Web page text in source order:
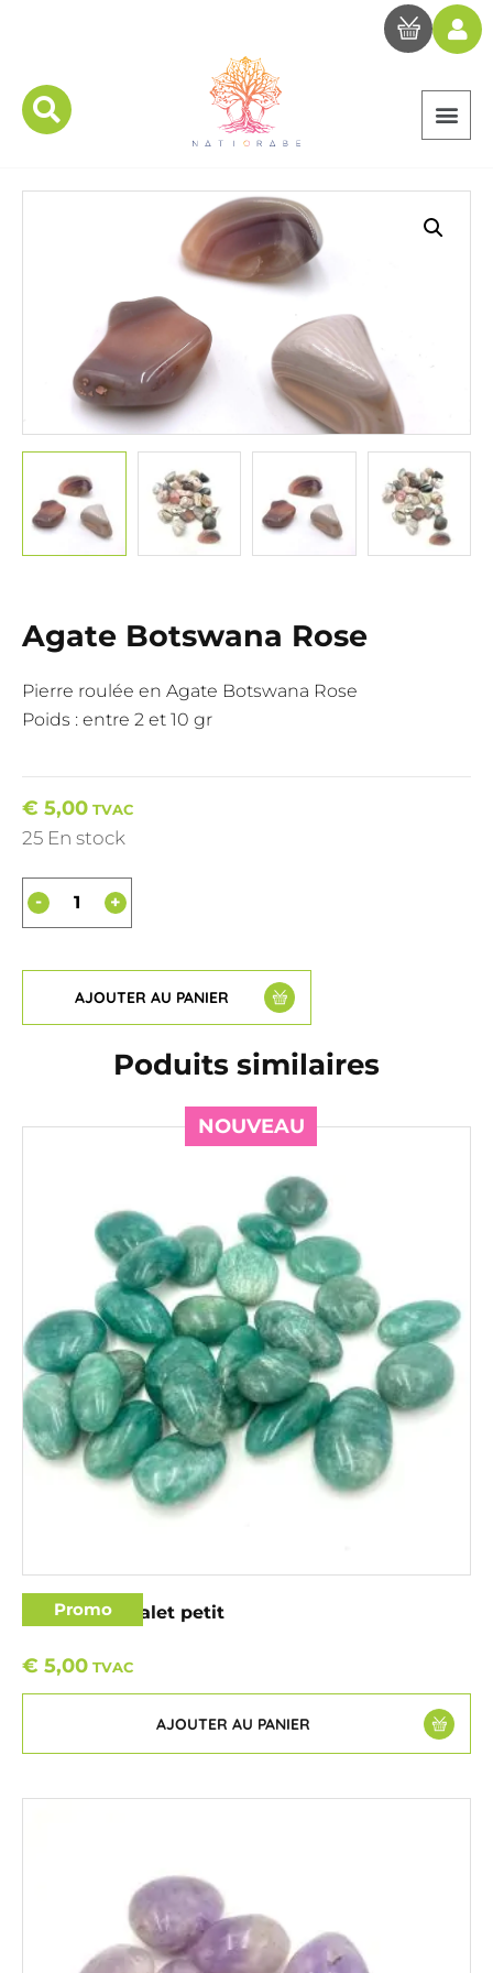
Agate Botswana Rose
Pierre roulée en Agate Botswana Rose
Poids : entre 2 et 10 gr
€ 5,00 TVAC
25 En stock
+
-
AJOUTER AU PANIER
Poduits similaires
NOUVEAU
NOUVEAU
Promo
Amazonite galet petit
€ 5,00 TVAC
AJOUTER AU PANIER